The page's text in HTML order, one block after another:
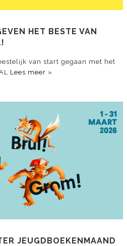
HET BESTE VAN
van start gegaan met het
Lees meer »
JEUGDBOEKENMAAND